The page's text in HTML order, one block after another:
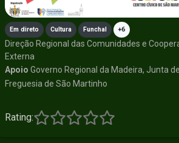
Em direto Cultura Funchal +6
Direção Regional das Comunidades e
Externa
Apoio Governo Regional da Madeira, Junta de
Freguesia de São Martinho
Rating: